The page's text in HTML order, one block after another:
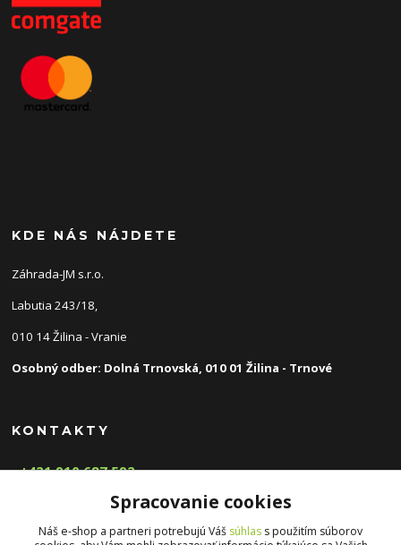
KDE NÁS NÁJDETE
Záhrada-JM s.r.o.
Labutia 243/18,
010 14 Žilina - Vranie
Osobný odber: Dolná Trnovská, 010 01 Žilina - Trnové
KONTAKTY
+421 910 687 592
info@zahradnyeshop.sk
Spracovanie cookies
Náš e-shop a partneri potrebujú Váš súhlas s použitím súborov